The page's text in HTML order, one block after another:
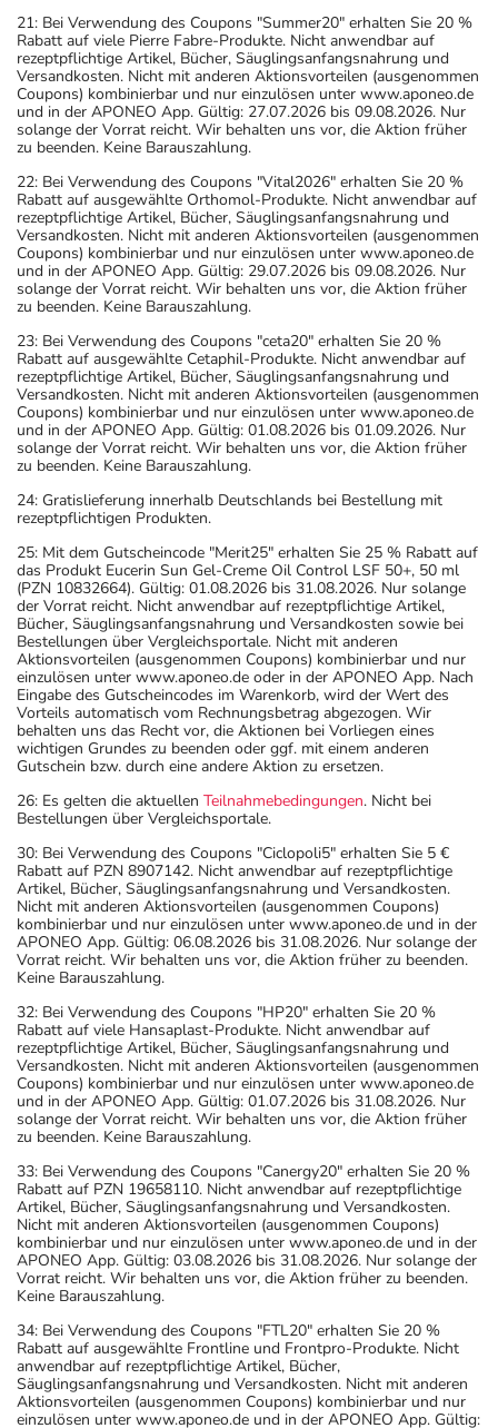
21: Bei Verwendung des Coupons "Summer20" erhalten Sie 20 %
Rabatt auf viele Pierre Fabre-Produkte. Nicht anwendbar auf
rezeptpflichtige Artikel, Bücher, Säuglingsanfangsnahrung und
Versandkosten. Nicht mit anderen Aktionsvorteilen (ausgenommen
Coupons) kombinierbar und nur einzulösen unter www.aponeo.de
und in der APONEO App. Gültig: 27.07.2026 bis 09.08.2026. Nur
solange der Vorrat reicht. Wir behalten uns vor, die Aktion früher
zu beenden. Keine Barauszahlung.
22: Bei Verwendung des Coupons "Vital2026" erhalten Sie 20 %
Rabatt auf ausgewählte Orthomol-Produkte. Nicht anwendbar auf
rezeptpflichtige Artikel, Bücher, Säuglingsanfangsnahrung und
Versandkosten. Nicht mit anderen Aktionsvorteilen (ausgenommen
Coupons) kombinierbar und nur einzulösen unter www.aponeo.de
und in der APONEO App. Gültig: 29.07.2026 bis 09.08.2026. Nur
solange der Vorrat reicht. Wir behalten uns vor, die Aktion früher
zu beenden. Keine Barauszahlung.
23: Bei Verwendung des Coupons "ceta20" erhalten Sie 20 %
Rabatt auf ausgewählte Cetaphil-Produkte. Nicht anwendbar auf
rezeptpflichtige Artikel, Bücher, Säuglingsanfangsnahrung und
Versandkosten. Nicht mit anderen Aktionsvorteilen (ausgenommen
Coupons) kombinierbar und nur einzulösen unter www.aponeo.de
und in der APONEO App. Gültig: 01.08.2026 bis 01.09.2026. Nur
solange der Vorrat reicht. Wir behalten uns vor, die Aktion früher
zu beenden. Keine Barauszahlung.
24: Gratislieferung innerhalb Deutschlands bei Bestellung mit
rezeptpflichtigen Produkten.
25: Mit dem Gutscheincode "Merit25" erhalten Sie 25 % Rabatt auf
das Produkt Eucerin Sun Gel-Creme Oil Control LSF 50+, 50 ml
(PZN 10832664). Gültig: 01.08.2026 bis 31.08.2026. Nur solange
der Vorrat reicht. Nicht anwendbar auf rezeptpflichtige Artikel,
Bücher, Säuglingsanfangsnahrung und Versandkosten sowie bei
Bestellungen über Vergleichsportale. Nicht mit anderen
Aktionsvorteilen (ausgenommen Coupons) kombinierbar und nur
einzulösen unter www.aponeo.de oder in der APONEO App. Nach
Eingabe des Gutscheincodes im Warenkorb, wird der Wert des
Vorteils automatisch vom Rechnungsbetrag abgezogen. Wir
behalten uns das Recht vor, die Aktionen bei Vorliegen eines
wichtigen Grundes zu beenden oder ggf. mit einem anderen
Gutschein bzw. durch eine andere Aktion zu ersetzen.
26: Es gelten die aktuellen Teilnahmebedingungen. Nicht bei
Bestellungen über Vergleichsportale.
30: Bei Verwendung des Coupons "Ciclopoli5" erhalten Sie 5 €
Rabatt auf PZN 8907142. Nicht anwendbar auf rezeptpflichtige
Artikel, Bücher, Säuglingsanfangsnahrung und Versandkosten.
Nicht mit anderen Aktionsvorteilen (ausgenommen Coupons)
kombinierbar und nur einzulösen unter www.aponeo.de und in der
APONEO App. Gültig: 06.08.2026 bis 31.08.2026. Nur solange der
Vorrat reicht. Wir behalten uns vor, die Aktion früher zu beenden.
Keine Barauszahlung.
32: Bei Verwendung des Coupons "HP20" erhalten Sie 20 %
Rabatt auf viele Hansaplast-Produkte. Nicht anwendbar auf
rezeptpflichtige Artikel, Bücher, Säuglingsanfangsnahrung und
Versandkosten. Nicht mit anderen Aktionsvorteilen (ausgenommen
Coupons) kombinierbar und nur einzulösen unter www.aponeo.de
und in der APONEO App. Gültig: 01.07.2026 bis 31.08.2026. Nur
solange der Vorrat reicht. Wir behalten uns vor, die Aktion früher
zu beenden. Keine Barauszahlung.
33: Bei Verwendung des Coupons "Canergy20" erhalten Sie 20 %
Rabatt auf PZN 19658110. Nicht anwendbar auf rezeptpflichtige
Artikel, Bücher, Säuglingsanfangsnahrung und Versandkosten.
Nicht mit anderen Aktionsvorteilen (ausgenommen Coupons)
kombinierbar und nur einzulösen unter www.aponeo.de und in der
APONEO App. Gültig: 03.08.2026 bis 31.08.2026. Nur solange der
Vorrat reicht. Wir behalten uns vor, die Aktion früher zu beenden.
Keine Barauszahlung.
34: Bei Verwendung des Coupons "FTL20" erhalten Sie 20 %
Rabatt auf ausgewählte Frontline und Frontpro-Produkte. Nicht
anwendbar auf rezeptpflichtige Artikel, Bücher,
Säuglingsanfangsnahrung und Versandkosten. Nicht mit anderen
Aktionsvorteilen (ausgenommen Coupons) kombinierbar und nur
einzulösen unter www.aponeo.de und in der APONEO App. Gültig: